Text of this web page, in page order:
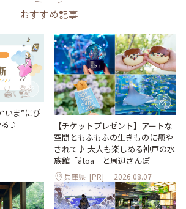
おすすめ記事
いま”にぴ
る♪
【チケットプレゼント】アートな
空間ともふもふの生きものに癒や
されて♪ 大人も楽しめる神戸の水
族館「átoa」と周辺さんぽ
兵庫県 [PR] 2026.08.07